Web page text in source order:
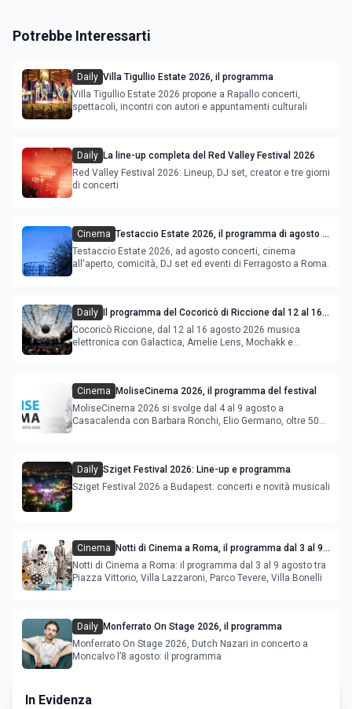
Potrebbe Interessarti
Daily Villa Tigullio Estate 2026, il programma
Villa Tigullio Estate 2026 propone a Rapallo concerti,
spettacoli, incontri con autori e appuntamenti culturali
Daily La line-up completa del Red Valley Festival 2026
Red Valley Festival 2026: Lineup, DJ set, creator e tre giorni
di concerti
Cinema Testaccio Estate 2026, il programma di agosto e
Ferragosto
Testaccio Estate 2026, ad agosto concerti, cinema
all'aperto, comicità, DJ set ed eventi di Ferragosto a Roma.
Daily
Il programma del Cocoricò di Riccione dal 12 al 16
agosto 2026
Cocoricò Riccione, dal 12 al 16 agosto 2026 musica
elettronica con Galactica, Amelie Lens, Mochakk e
Cinema
MoliseCinema 2026, il programma del festival
MoliseCinema 2026 si svolge dal 4 al 9 agosto a
Casacalenda con Barbara Ronchi, Elio Germano, oltre 50
Daily Sziget Festival 2026: Line-up e programma
Sziget Festival 2026 a Budapest: concerti e novità musicali
Cinema
Notti di Cinema a Roma, il programma dal 3 al 9
agosto
Notti di Cinema a Roma: il programma dal 3 al 9 agosto tra
Piazza Vittorio, Villa Lazzaroni, Parco Tevere, Villa Bonelli
Daily Monferrato On Stage 2026, il programma
Monferrato On Stage 2026, Dutch Nazari in concerto a
Moncalvo l’8 agosto: il programma
In Evidenza